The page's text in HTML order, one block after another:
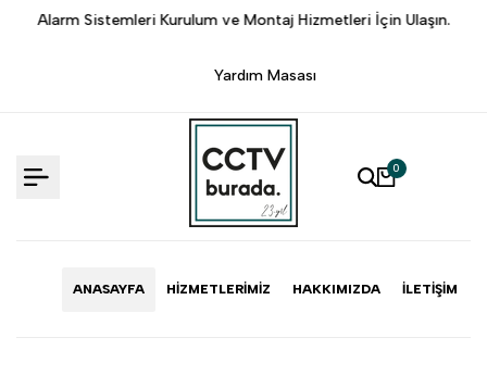
İçeriğeAlarm Sistemleri Kurulum ve Montaj Hizmetleri İçin Ulaşın.
Yardım Masası
0
ANASAYFA HIZMETLERIMIZ HAKKIMIZDA İLETIŞIM